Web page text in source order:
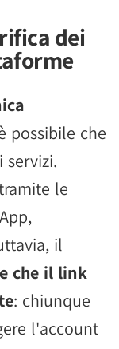
dei
possibile che
le
il
che il link
: chiunque
l'account